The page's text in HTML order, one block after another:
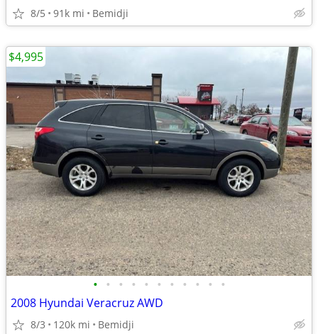
8/5 91k mi Bemidji
• • • • • • • • • • •
2008 Hyundai Veracruz AWD
8/3 120k mi Bemidji
$4,995